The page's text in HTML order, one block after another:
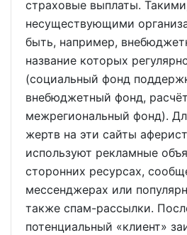
страховые выплаты.
несуществующими
быть, например,
название которых
(социальный фонд
внебюджетный фонд,
межрегиональный фонд).
жертв на эти сайты
используют рекламные
сторонних ресурсах,
мессенджерах или
также спам-рассылки.
потенциальный «клиент»